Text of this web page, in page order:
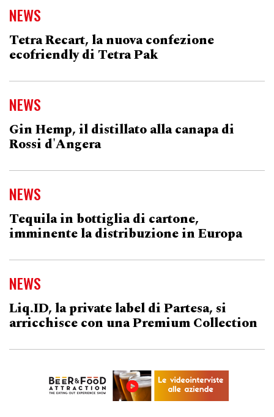
NEWS
Tetra Recart, la nuova confezione
ecofriendly di Tetra Pak
NEWS
Gin Hemp, il distillato alla canapa di
Rossi d'Angera
NEWS
Tequila in bottiglia di cartone,
imminente la distribuzione in Europa
NEWS
Liq.ID, la private label di Partesa, si
arricchisce con una Premium Collection